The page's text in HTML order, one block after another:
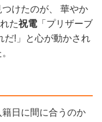
けたのが、 華やか
た祝電「プリザーブ
だ!」と心が動かされ
日に間に合うのか